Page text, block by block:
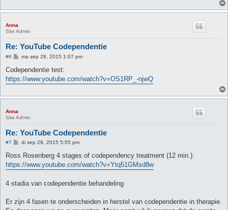
Anna
Site Admin
Re: YouTube Codependentie
#6
B
r
c
ma sep 28, 2015 1:07 pm
Codependentie test:
https://www.youtube.com/watch?v=OS1RP_-njwQ
Anna
Site Admin
Re: YouTube Codependentie
#7
B
r
c
di sep 29, 2015 5:55 pm
Ross Rosenberg 4 stages of codependency treatment (12 min.):
https://www.youtube.com/watch?v=Ytq51GMsd8w
4 stadia van codependentie behandeling
Er zijn 4 fasen te onderscheiden in herstel van codependentie in therapie.